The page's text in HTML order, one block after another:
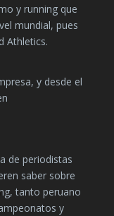
y running que
mundial, pues
Athletics.
y desde el
de periodistas
saber sobre
tanto peruano
y